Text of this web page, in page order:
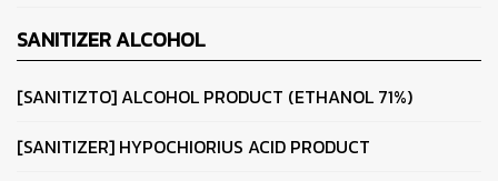
SANITIZER ALCOHOL
[SANITIZTO] ALCOHOL PRODUCT (ETHANOL 71%)
[SANITIZER] HYPOCHIORIUS ACID PRODUCT